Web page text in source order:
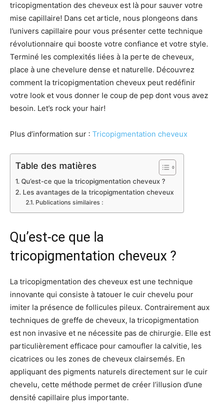
tricopigmentation des cheveux est là pour sauver votre
mise capillaire! Dans cet article, nous plongeons dans
l’univers capillaire pour vous présenter cette technique
révolutionnaire qui booste votre confiance et votre style.
Terminé les complexités liées à la perte de cheveux,
place à une chevelure dense et naturelle. Découvrez
comment la tricopigmentation cheveux peut redéfinir
votre look et vous donner le coup de pep dont vous avez
besoin. Let’s rock your hair!
Plus d’information sur : Tricopigmentation cheveux
Table des matières
Qu’est-ce que la tricopigmentation cheveux ?
Les avantages de la tricopigmentation cheveux
Publications similaires :
Qu’est-ce que la
tricopigmentation cheveux ?
La tricopigmentation des cheveux est une technique
innovante qui consiste à tatouer le cuir chevelu pour
imiter la présence de follicules pileux. Contrairement aux
techniques de greffe de cheveux, la tricopigmentation
est non invasive et ne nécessite pas de chirurgie. Elle est
particulièrement efficace pour camoufler la calvitie, les
cicatrices ou les zones de cheveux clairsemés. En
appliquant des pigments naturels directement sur le cuir
chevelu, cette méthode permet de créer l’illusion d’une
densité capillaire plus importante.